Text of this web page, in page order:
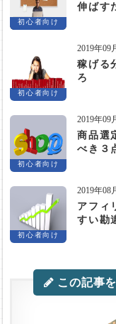
初心者向け
伸ばす
初心者向け
2019年09
稼げる
ろ
初心者向け
2019年09
商品選
べき３
初心者向け
2019年08
アフィ
すい勘
この記事